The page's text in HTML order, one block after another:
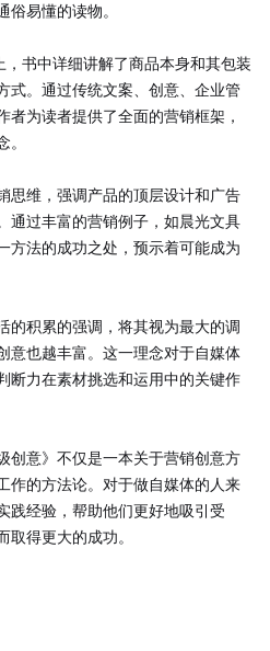
俗易懂的读物。
，书中详细讲解了商品本身和其包装
式。通过传统文案、创意、企业管
者为读者提供了全面的营销框架，
思维，强调产品的顶层设计和广告
通过丰富的营销例子，如晨光文具
方法的成功之处，预示着可能成为
的积累的强调，将其视为最大的调
意也越丰富。这一理念对于自媒体
断力在素材挑选和运用中的关键作
创意》不仅是一本关于营销创意方
作的方法论。对于做自媒体的人来
践经验，帮助他们更好地吸引受
得更大的成功。